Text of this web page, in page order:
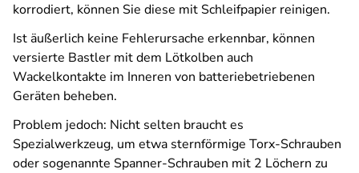
korrodiert, können Sie diese mit Schleifpapier reinigen.
Ist äußerlich keine Fehlerursache erkennbar, können
versierte Bastler mit dem Lötkolben auch
Wackelkontakte im Inneren von batteriebetriebenen
Geräten beheben.
Problem jedoch: Nicht selten braucht es
Spezialwerkzeug, um etwa sternförmige Torx-Schrauben
oder sogenannte Spanner-Schrauben mit 2 Löchern zu